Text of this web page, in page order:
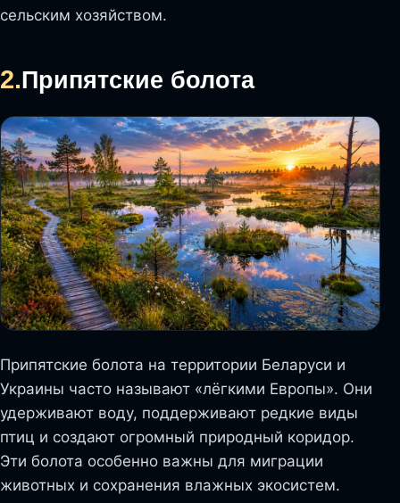
сельским хозяйством.
2.Припятские болота
Припятские болота на территории Беларуси и
Украины часто называют «лёгкими Европы». Они
удерживают воду, поддерживают редкие виды
птиц и создают огромный природный коридор.
Эти болота особенно важны для миграции
животных и сохранения влажных экосистем.